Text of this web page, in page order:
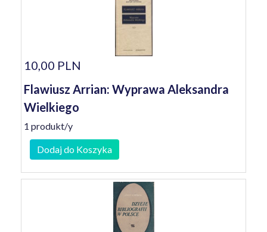
10,00 PLN
Flawiusz Arrian: Wyprawa Aleksandra
Wielkiego
1 produkt/y
Dodaj do Koszyka